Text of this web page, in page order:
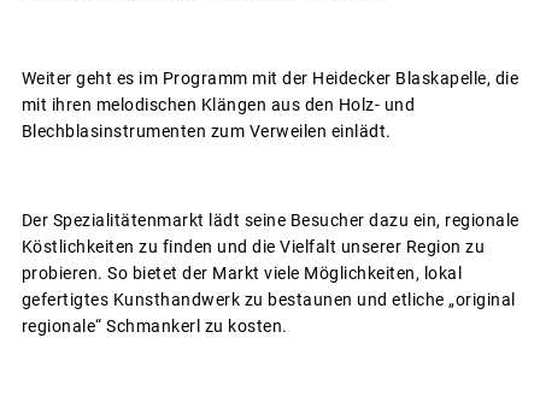
Weiter geht es im Programm mit der Heidecker Blaskapelle, die
mit ihren melodischen Klängen aus den Holz- und
Blechblasinstrumenten zum Verweilen einlädt.
Der Spezialitätenmarkt lädt seine Besucher dazu ein, regionale
Köstlichkeiten zu finden und die Vielfalt unserer Region zu
probieren. So bietet der Markt viele Möglichkeiten, lokal
gefertigtes Kunsthandwerk zu bestaunen und etliche „original
regionale“ Schmankerl zu kosten.